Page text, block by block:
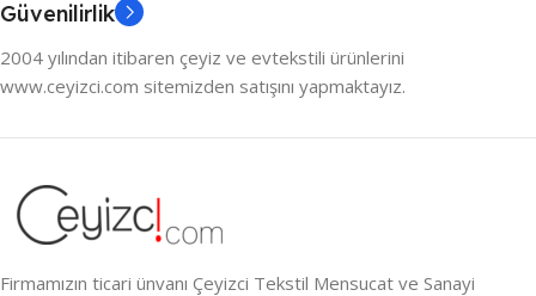
Güvenilirlik
2004 yılından itibaren çeyiz ve evtekstili ürünlerini
www.ceyizci.com sitemizden satışını yapmaktayız.
Firmamızın ticari ünvanı Çeyizci Tekstil Mensucat ve Sanayi